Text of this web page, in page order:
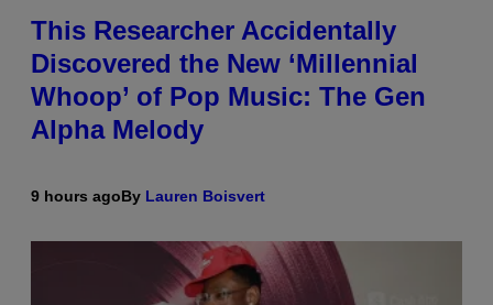
This Researcher Accidentally
Discovered the New ‘Millennial
Whoop’ of Pop Music: The Gen
Alpha Melody
9 hours agoBy Lauren Boisvert